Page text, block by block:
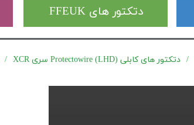
دتکتور های FFEUK
دتکتور های کابلی Protectowire (LHD) سری XCR